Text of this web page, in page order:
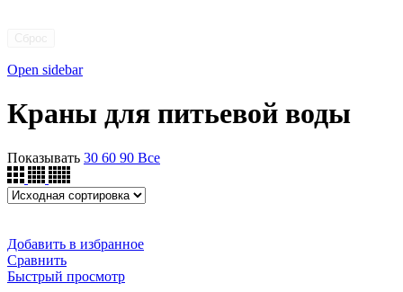
Open sidebar
Краны для питьевой воды
Показывать 30 60 90 Все
Добавить в избранное
Сравнить
Быстрый просмотр